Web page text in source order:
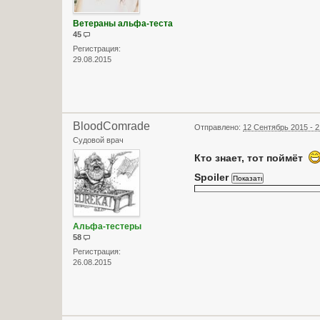
Ветераны альфа-теста
45
Регистрация:
29.08.2015
BloodComrade Отправлено: 12 Сентябрь 2015 -
Судовой врач
Альфа-тестеры
58
Регистрация:
26.08.2015
Кто знает, тот поймёт
Spoiler